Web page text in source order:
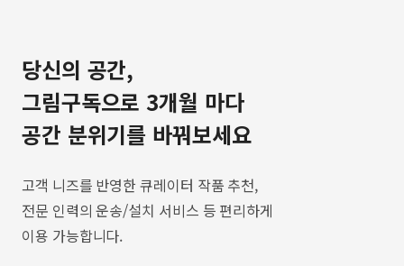
당신의 공간,
그림구독으로 3개월 마다
공간 분위기를 바꿔보세요
고객 니즈를 반영한 큐레이터 작품 추천,
전문 인력의 운송/설치 서비스 등 편리하게
이용 가능합니다.